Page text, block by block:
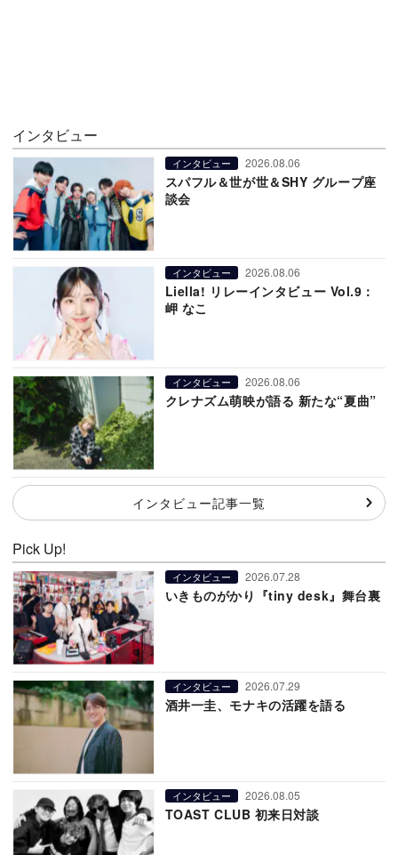
インタビュー
インタビュー 2026.08.06
スパフル＆世が世＆SHY グループ座
談会
インタビュー 2026.08.06
Liella! リレーインタビュー Vol.9：
岬 なこ
インタビュー 2026.08.06
クレナズム萌映が語る 新たな“夏曲”
インタビュー記事一覧
Pick Up!
インタビュー 2026.07.28
いきものがかり『tiny desk』舞台裏
インタビュー 2026.07.29
酒井一圭、モナキの活躍を語る
インタビュー 2026.08.05
TOAST CLUB 初来日対談